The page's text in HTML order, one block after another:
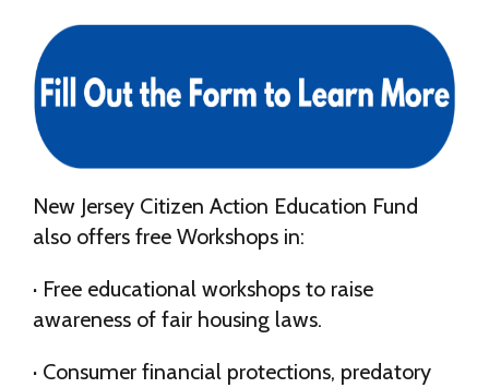
New Jersey Citizen Action Education Fund
also offers free Workshops in:
· Free educational workshops to raise
awareness of fair housing laws.
· Consumer financial protections, predatory